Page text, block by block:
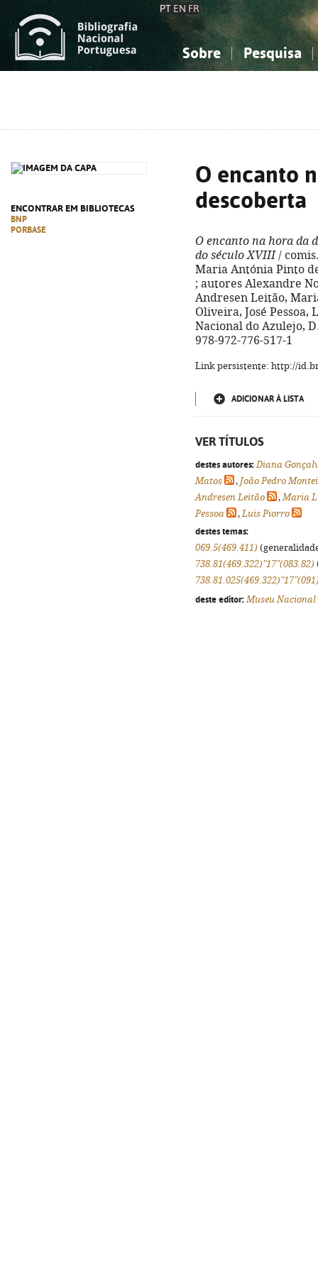
PT EN FR
Sobre Pesquisa
ENCONTRAR EM BIBLIOTECAS
BNP
PORBASE
O encanto
descoberta
O encanto na hora da
do século XVIII/
Maria Antónia Pinto
; autores Alexandre
Andresen Leitão,
Oliveira, José
Nacional do Azulejo,
978-972-776-517-1
Link persistente: http://
ADICIONAR À LISTA
VER TÍTULOS
destes autores: Diana
Matos
, João Pedro
Andresen Leitão
,Maria
Pessoa
,Luis Piorro
destes temas:
069.5(469.411)
738.81(469.322)"17"(083.82)
deste editor: Museu Nacional